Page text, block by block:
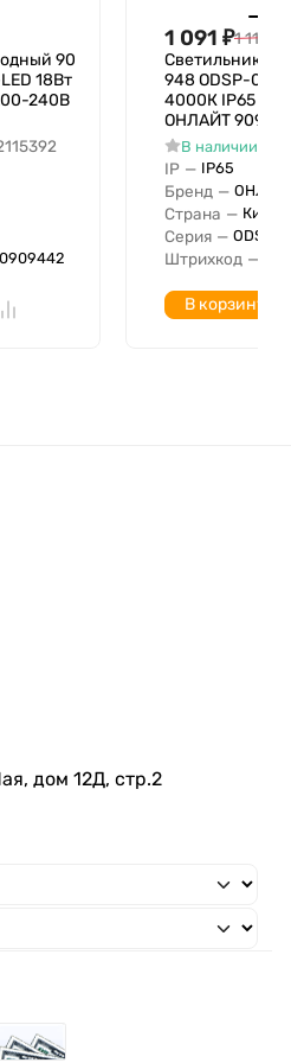
Нет (без)
LED-драйвер
(блок питания для
светодиодов)
Нет
Симметричный
с
90
18Вт
240В
1 091 ₽1 113,25
Светильник
948 ODSP-08-
4000К IP65
ОНЛАЙТ 90948
В наличии
IP — IP65
Бренд —
Страна — Китай
Серия — ODSP-
Штрихкод —
В корзину
дом 12Д, стр.2